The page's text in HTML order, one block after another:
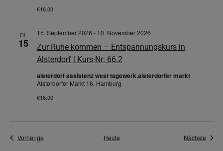
€16.00
DI.
15
Zur Ruhe kommen – Entspannungskurs in
Alsterdorf | Kurs-Nr: 66.2
15. September 2026 - 10. November 2026
alsterdorf assistenz west tagewerk.alsterdorfer markt
Alsterdorfer Markt 16, Hamburg
€16.00
VorherigeVeranstaltungen Heute Nächste